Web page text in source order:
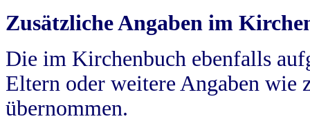
Zusätzliche Angaben im
Die im Kirchenbuch ebenfalls
Eltern oder weitere Angaben wie
übernommen.